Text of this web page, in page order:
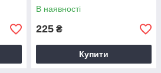
В наявності
225 ₴
Купити